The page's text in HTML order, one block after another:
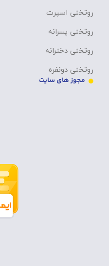
روتختی اسپرت
روتختی پسرانه
روتختی دخترانه
روتختی دونفره
مجوز های سایت